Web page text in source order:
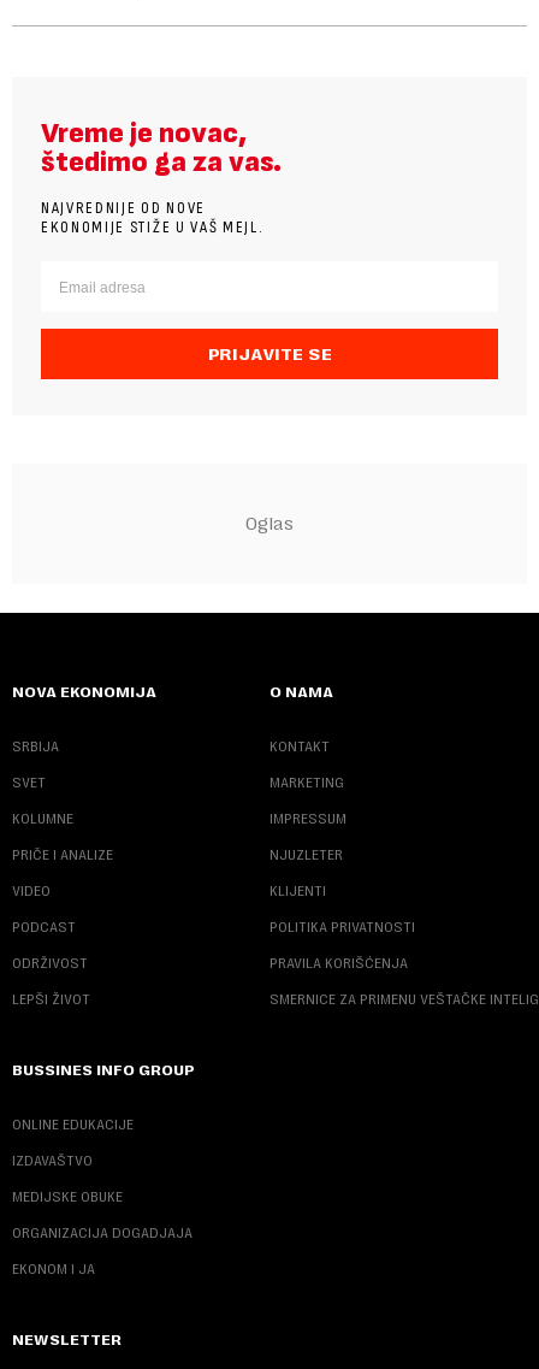
Vreme je novac,
štedimo ga za vas.
NAJVREDNIJE OD NOVE
EKONOMIJE STIŽE U VAŠ MEJL.
PRIJAVITE SE
NOVA EKONOMIJA
SRBIJA
SVET
KOLUMNE
PRIČE I ANALIZE
VIDEO
PODCAST
ODRŽIVOST
LEPŠI ŽIVOT
O NAMA
KONTAKT
MARKETING
IMPRESSUM
NJUZLETER
KLIJENTI
POLITIKA PRIVATNOSTI
PRAVILA KORIŠĆENJA
SMERNICE ZA PRIMENU VEŠTAČKE
BUSSINES INFO GROUP
ONLINE EDUKACIJE
IZDAVAŠTVO
MEDIJSKE OBUKE
ORGANIZACIJA DOGADJAJA
EKONOM I JA
NEWSLETTER